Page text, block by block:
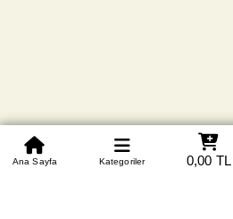
0850 305
Beden Tablosu Banka Hesapları
Ana Sayfa Kategoriler 0,00 TL